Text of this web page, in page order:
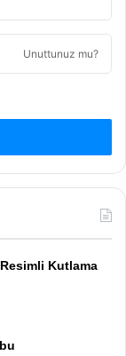
Unuttunuz mu?
Kutlama